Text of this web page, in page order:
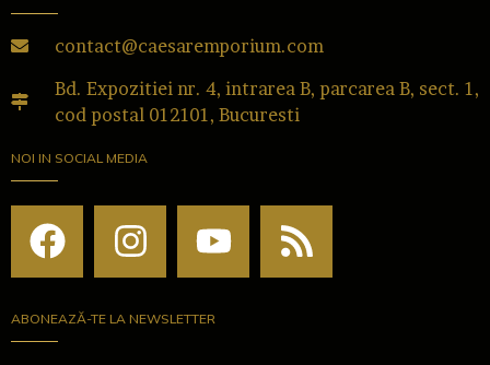
contact@caesaremporium.com
Bd. Expozitiei nr. 4, intrarea B, parcarea B, sect. 1,
cod postal 012101, Bucuresti
NOI IN SOCIAL MEDIA
ABONEAZĂ-TE LA NEWSLETTER